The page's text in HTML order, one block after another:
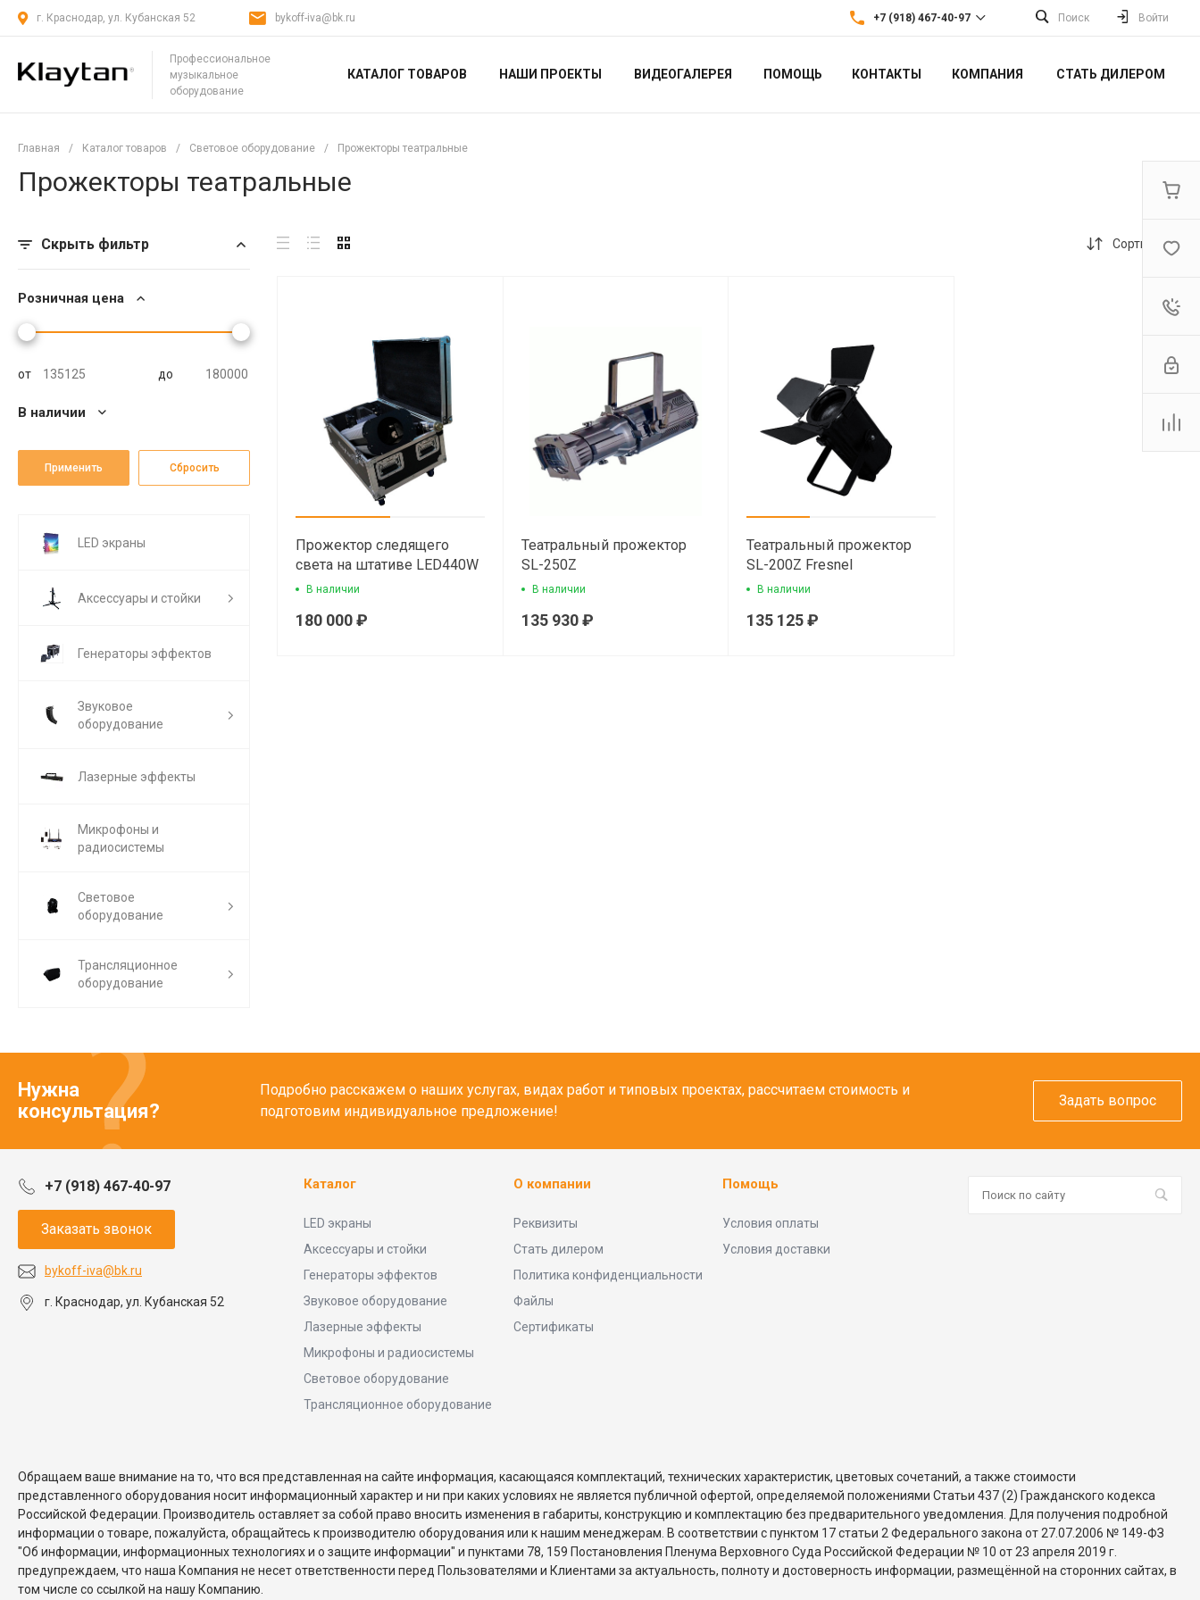
г. Краснодар, ул. Кубанская 52 bykoff-iva@bk.ru +7 (918) 467-40-97 Поиск Войти
Профессиональное
музыкальное
оборудование
КАТАЛОГ ТОВАРОВ НАШИ ПРОЕКТЫ ВИДЕОГАЛЕРЕЯ ПОМОЩЬ КОНТАКТЫ КОМПАНИЯ СТАТЬ ДИЛЕРОМ
Главная / Каталог товаров / Световое оборудование / Прожекторы театральные
Прожекторы театральные
Скрыть фильтр
Розничная цена
от до
В наличии
LED экраны
Аксессуары и стойки
Генераторы эффектов
Звуковое
оборудование
Лазерные эффекты
Микрофоны и
радиосистемы
Световое
оборудование
Трансляционное
оборудование
Сортировка
Прожектор следящего
света на штативе LED440W
В наличии
180 000 ₽
Театральный прожектор
SL-250Z
В наличии
135 930 ₽
Театральный прожектор
SL-200Z Fresnel
В наличии
135 125 ₽
Нужна
консультация?
Подробно расскажем о наших услугах, видах работ и типовых проектах, рассчитаем стоимость и
подготовим индивидуальное предложение!
Задать вопрос
+7 (918) 467-40-97
Заказать звонок
bykoff-iva@bk.ru
г. Краснодар, ул. Кубанская 52
Каталог
LED экраны
Аксессуары и стойки
Генераторы эффектов
Звуковое оборудование
Лазерные эффекты
Микрофоны и радиосистемы
Световое оборудование
Трансляционное оборудование
О компании
Реквизиты
Стать дилером
Политика конфиденциальности
Файлы
Сертификаты
Помощь
Условия оплаты
Условия доставки
Обращаем ваше внимание на то, что вся представленная на сайте информация, касающаяся комплектаций, технических характеристик, цветовых сочетаний, а также стоимости
представленного оборудования носит информационный характер и ни при каких условиях не является публичной офертой, определяемой положениями Статьи 437 (2) Гражданского кодекса
Российской Федерации. Производитель оставляет за собой право вносить изменения в габариты, конструкцию и комплектацию без предварительного уведомления. Для получения подробной
информации о товаре, пожалуйста, обращайтесь к производителю оборудования или к нашим менеджерам. В соответствии с пунктом 17 статьи 2 Федерального закона от 27.07.2006 № 149-ФЗ
"Об информации, информационных технологиях и о защите информации" и пунктами 78, 159 Постановления Пленума Верховного Суда Российской Федерации № 10 от 23 апреля 2019 г.
предупреждаем, что наша Компания не несет ответственности перед Пользователями и Клиентами за актуальность, полноту и достоверность информации, размещённой на сторонних сайтах, в
том числе со ссылкой на нашу Компанию.